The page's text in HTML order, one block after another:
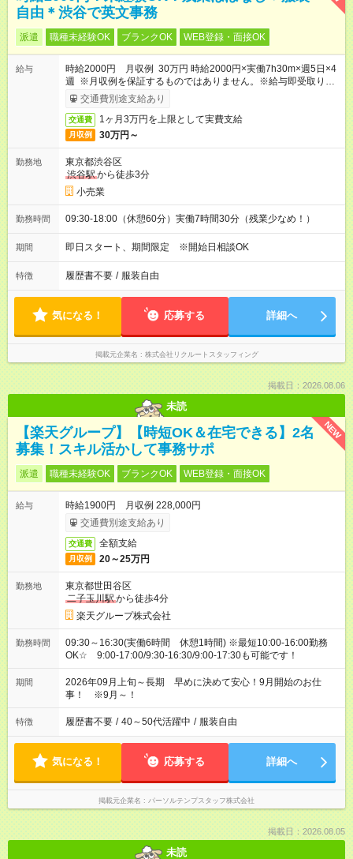
自由＊渋谷で英文事務
派遣 職種未経験OK ブランクOK WEB登録・面接OK
給与
時給2000円 月収例 30万円 時給2000円×実働7h30m×週5日×4
週 ※月収例を保証するものではありません。※給与即受取りサ
ービス利用可（利用条件有）
交通費別途支給あり
交通費 1ヶ月3万円を上限として実費支給
月収例 30万円～
勤務地
東京都渋谷区
渋谷駅から徒歩3分
小売業
勤務時間 09:30-18:00（休憩60分）実働7時間30分（残業少なめ！）
期間 即日スタート、期間限定 ※開始日相談OK
特徴 履歴書不要 / 服装自由
気になる！ 応募する 詳細へ
掲載元企業名 株式会社リクルートスタッフィング
掲載日：2026.08.06
未読
NEW
【楽天グループ】【時短OK＆在宅できる】2名
募集！スキル活かして事務サポ
派遣 職種未経験OK ブランクOK WEB登録・面接OK
給与
時給1900円 月収例 228,000円
交通費別途支給あり
交通費 全額支給
月収例 20～25万円
勤務地
東京都世田谷区
二子玉川駅から徒歩4分
楽天グループ株式会社
勤務時間
09:30～16:30(実働6時間 休憩1時間) ※最短10:00-16:00勤務
OK☆ 9:00-17:00/9:30-16:30/9:00-17:30も可能です！
期間
2026年09月上旬～長期 早めに決めて安心！9月開始のお仕
事！ ※9月～！
特徴 履歴書不要 / 40～50代活躍中 / 服装自由
気になる！ 応募する 詳細へ
掲載元企業名 パーソルテンプスタッフ株式会社
掲載日：2026.08.05
未読